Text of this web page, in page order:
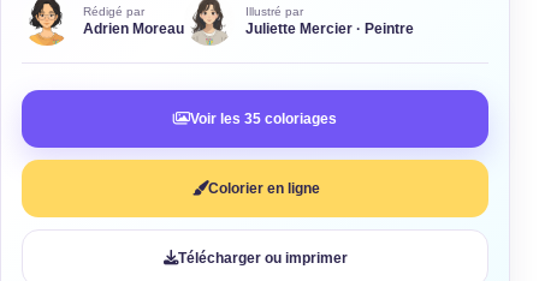
Rédigé par
Adrien Moreau
Illustré par
Juliette Mercier · Peintre
Voir les 35 coloriages
Colorier en ligne
Télécharger ou imprimer